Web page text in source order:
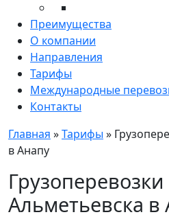
Преимущества
О компании
Направления
Тарифы
Международные
Контакты
Главная »Тарифы »
в Анапу
Грузоперевозки
Альметьевска в